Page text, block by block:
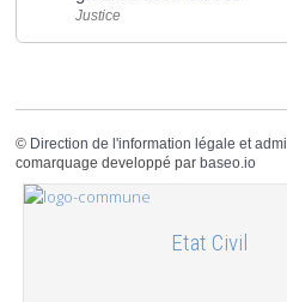
Justice
© Direction de l'information légale et
comarquage developpé par baseo.io
Etat Civil